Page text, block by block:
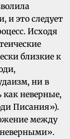
и это следует
Исходя
близкие к
ни в
как неверные,
Писания»).
между